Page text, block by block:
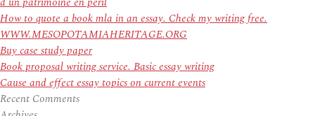
How to quote a book mla in an essay. Check my writing free.
WWW.MESOPOTAMIAHERITAGE.ORG
Buy case study paper
Book proposal writing service. Basic essay writing
Cause and effect essay topics on current events
Recent Comments